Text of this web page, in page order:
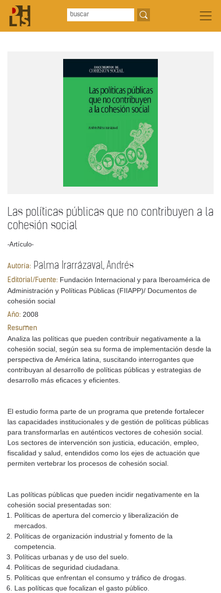
Las políticas públicas que no contribuyen a la
cohesión social
-Artículo-
Autoría: Palma Irarrázaval, Andrés
Editorial/Fuente: Fundación Internacional y para Iberoamérica de
Administración y Políticas Públicas (FIIAPP)/ Documentos de
cohesión social
Año: 2008
Resumen
Analiza las políticas que pueden contribuir negativamente a la
cohesión social, según sea su forma de implementación desde la
perspectiva de América latina, suscitando interrogantes que
contribuyan al desarrollo de políticas públicas y estrategias de
desarrollo más eficaces y eficientes.
El estudio forma parte de un programa que pretende fortalecer
las capacidades institucionales y de gestión de políticas públicas
para transformarlas en auténticos vectores de cohesión social.
Los sectores de intervención son justicia, educación, empleo,
fiscalidad y salud, entendidos como los ejes de actuación que
permiten vertebrar los procesos de cohesión social.
Las políticas públicas que pueden incidir negativamente en la
cohesión social presentadas son:
Políticas de apertura del comercio y liberalización de
mercados.
Políticas de organización industrial y fomento de la
competencia.
Políticas urbanas y de uso del suelo.
Políticas de seguridad ciudadana.
Políticas que enfrentan el consumo y tráfico de drogas.
Las políticas que focalizan el gasto público.